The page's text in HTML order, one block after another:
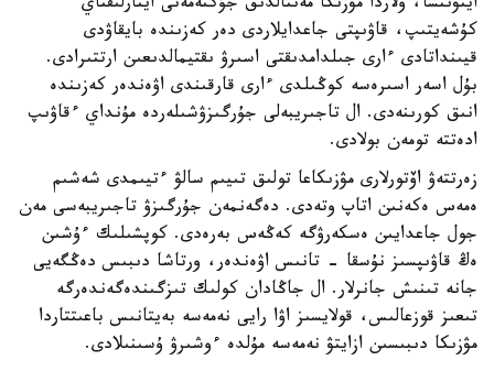
ايتۋىنشا، ولاردا مۋزىكا مەنتالدىق جۇكتەمەنى ايتارلىقتاي
كۇشەيتىپ، قاۋىپتى جاعدايلاردى دەر كەزىندە بايقاۋدى
قيىنداتادى ءارى جىلدامدىقتى اسىرۋ ىقتيمالدىعىن ارتتىرادى.
بۇل اسەر اسىرەسە كوڭىلدى ءارى قارقىندى اۋەندەر كەزىندە
انىق كورىنەدى. ال تاجىريبەلى جۇرگىزۋشىلەردە مۇنداي ءقاۋىپ
ادەتتە تومەن بولادى.
زەرتتەۋ اۆتورلارى مۋزىكاعا تولىق تىيىم سالۋ ءتيىمدى شەشىم
ەمەس ەكەنىن اتاپ وتەدى. دەگەنمەن جۇرگىزۋ تاجىريبەسى مەن
جول جاعدايىن ەسكەرۋگە كەڭەس بەرەدى. كوپشىلىك ءۇشىن
ەڭ قاۋىپسىز نۇسقا - تانىس اۋەندەر، ورتاشا دىبىس دەڭگەيى
جانە تىنىش جانرلار. ال جاڭادان كولىك تىزگىندەگەندەرگە
تىعىز قوزعالىس، قولايسىز اۋا رايى نەمەسە بەيتانىس باعىتتاردا
مۋزىكا دىبىسىن ازايتۋ نەمەسە مۇلدە ءوشىرۋ ۇسىنىلادى.